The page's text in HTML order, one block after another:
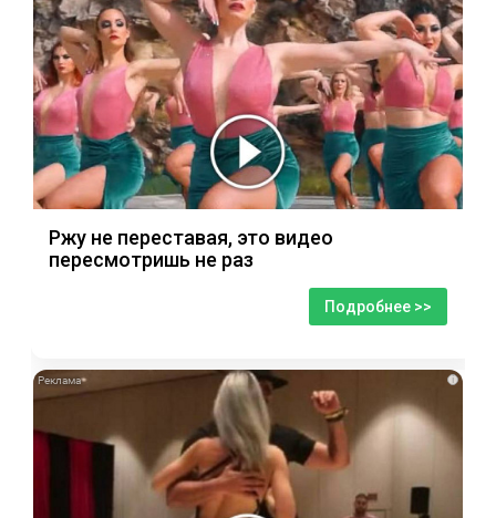
Ржу не переставая, это видео
пересмотришь не раз
Подробнее >>
i